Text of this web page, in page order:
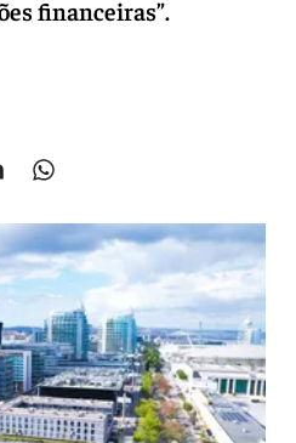
financeiras”.